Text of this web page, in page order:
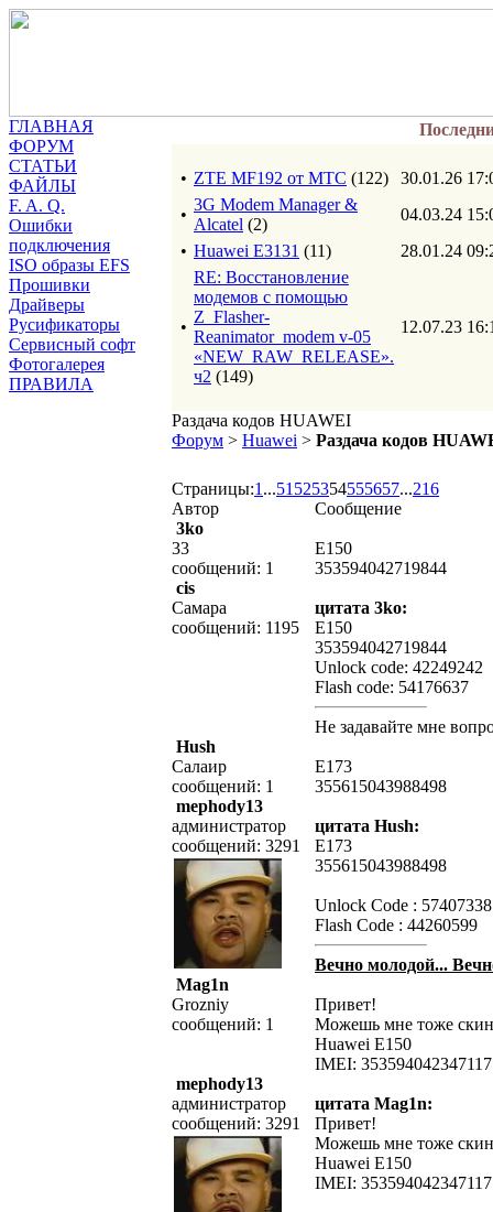
ГЛАВНАЯ
ФОРУМ
СТАТЬИ
ФАЙЛЫ
F. A. Q.
Ошибки
подключения
ISO образы EFS
Прошивки
Драйверы
Русификаторы
Сервисный софт
Фотогалерея
ПРАВИЛА
• ZTE MF192 от МТС (122)
30.01.26
•
3G Modem Manager &
Alcatel (2)
04.03.24
• Huawei E3131 (11) 28.01.24
•
RE: Восстановление
модемов с помощью
Z_Flasher-
Reanimator_modem v-05
«NEW_RAW_RELEASE».
ч2 (149)
12.07.23
Раздача кодов HUAWEI
Форум > Huawei > Раздача кодов
Страницы:1 ...51 525354555657...216
Автор
Сообщение
3ko
33
сообщений: 1
E150
353594042719844
cis
Самара
сообщений: 1195
цитата 3ko:
E150
353594042719844
Unlock code: 42249242
Flash code: 54176637
Не задавайте мне
Hush
Салаир
сообщений: 1
E173
355615043988498
mephody13
администратор
сообщений: 3291
цитата Hush:
E173
355615043988498
Unlock Code : 57407338
Flash Code : 44260599
Вечно молодой...
Mag1n
Grozniy
сообщений: 1
Привет!
Можешь мне тоже
Huawei E150
IMEI: 353594042347117
mephody13
администратор
сообщений: 3291
цитата Mag1n:
Привет!
Можешь мне тоже
Huawei E150
IMEI: 353594042347117